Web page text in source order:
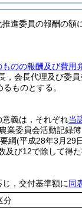
進委員の報酬の額
のの報酬及び費用
会長代理及び委
ものとする。
義は，それぞれ当
委員会活動記録
綱(平成28年3月29
及び12で除して得
，交付基準額に同
分